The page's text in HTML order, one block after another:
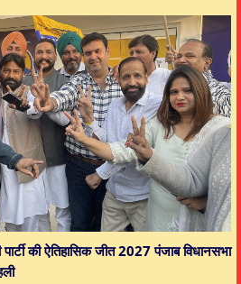
की ऐतिहासिक जीत 2027 पंजाब विधानसभा